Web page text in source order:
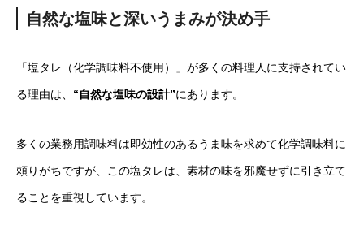
自然な塩味と深いうまみが決め手
「塩タレ（化学調味料不使用）」が多くの料理人に支持されてい
る理由は、 “自然な塩味の設計”にあります。
多くの業務用調味料は即効性のあるうま味を求めて化学調味料に
頼りがちですが、この塩タレは、素材の味を邪魔せずに引き立て
ることを重視しています。